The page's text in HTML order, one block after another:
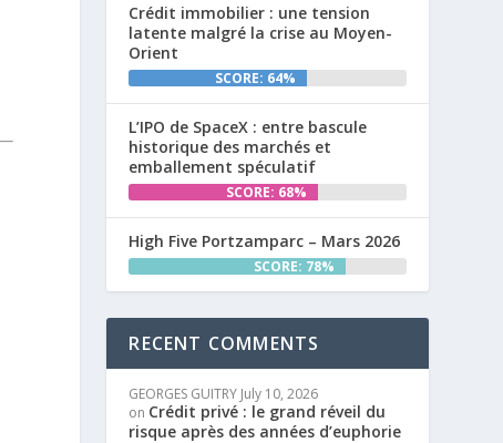
Crédit immobilier : une tension
latente malgré la crise au Moyen-
Orient
SCORE: 64%
L’IPO de SpaceX : entre bascule
historique des marchés et
emballement spéculatif
SCORE: 68%
High Five Portzamparc – Mars 2026
SCORE: 78%
RECENT COMMENTS
GEORGES GUITRY July 10, 2026
on Crédit privé : le grand réveil du
risque après des années d’euphorie